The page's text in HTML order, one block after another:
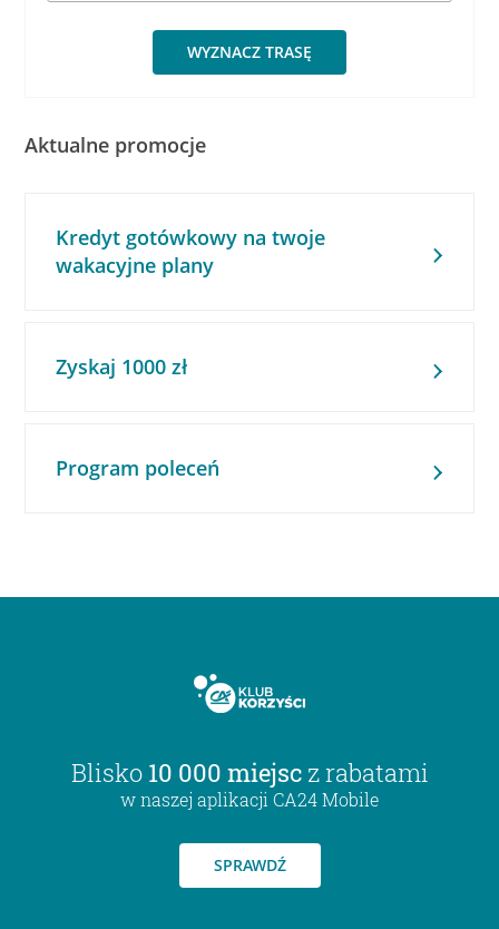
WYZNACZ TRASĘ
Aktualne promocje
Kredyt gotówkowy na twoje
wakacyjne plany
Zyskaj 1000 zł
Program poleceń
Blisko 10 000 miejsc z rabatami
w naszej aplikacji CA24 Mobile
SPRAWDŹ